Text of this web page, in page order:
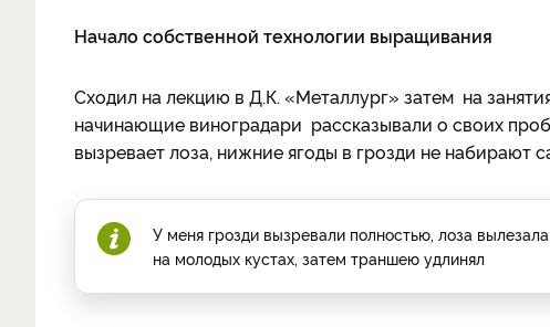
Начало собственной технологии выращивания
Сходил на лекцию в Д.К. «Металлург» затем на
начинающие виноградари рассказывали о своих
вызревает лоза, нижние ягоды в грозди не набирают
У меня грозди вызревали полностью, лоза
на молодых кустах, затем траншею удлинял